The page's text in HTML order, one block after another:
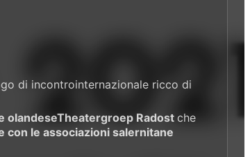
di incontrointernazionale ricco di
olandeseTheatergroep Radost che
con le associazioni salernitane